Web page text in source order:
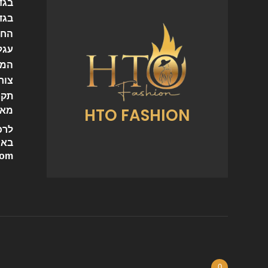
HTO FASHION